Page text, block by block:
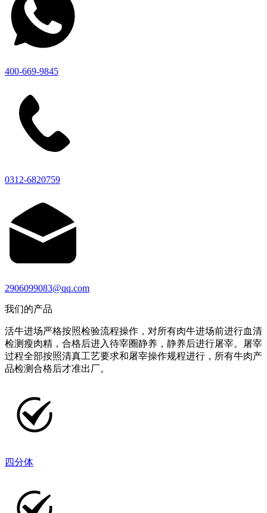
400-669-9845
0312-6820759
2906099083@qq.com
我们的产品
活牛进场严格按照检验流程操作，对所有肉牛进场前进行血清
检测瘦肉精，合格后进入待宰圈静养，静养后进行屠宰。屠宰
过程全部按照清真工艺要求和屠宰操作规程进行，所有牛肉产
品检测合格后才准出厂。
四分体